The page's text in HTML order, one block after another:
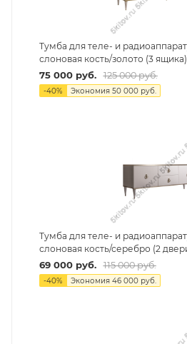
Тумба для теле- и
слоновая кость/золото (3 ящика)
75 000руб. 125 000руб.
-40% Экономия 50 000руб.
Тумба для теле- и
слоновая кость/серебро (2
69 000руб. 115 000руб.
-40% Экономия 46 000руб.